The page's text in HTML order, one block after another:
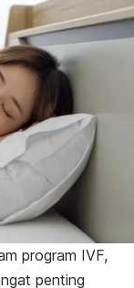
program IVF,
penting